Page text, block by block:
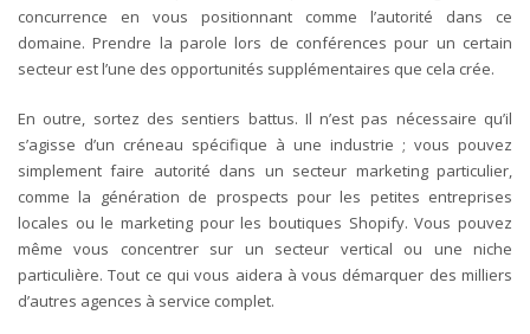
concurrence en vous positionnant comme l’autorité dans ce
domaine. Prendre la parole lors de conférences pour un certain
secteur est l’une des opportunités supplémentaires que cela crée.
En outre, sortez des sentiers battus. Il n’est pas nécessaire qu’il
s’agisse d’un créneau spécifique à une industrie ; vous pouvez
simplement faire autorité dans un secteur marketing particulier,
comme la génération de prospects pour les petites entreprises
locales ou le marketing pour les boutiques Shopify. Vous pouvez
même vous concentrer sur un secteur vertical ou une niche
particulière. Tout ce qui vous aidera à vous démarquer des milliers
d’autres agences à service complet.